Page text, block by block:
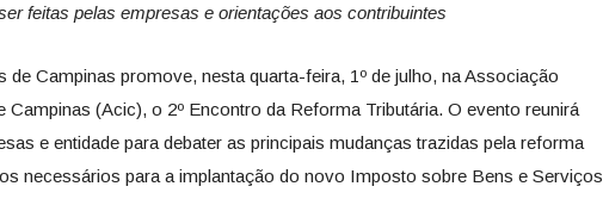
feitas pelas empresas e orientações aos contribuintes
de Campinas promove, nesta quarta-feira, 1º de julho, na Associação
Campinas (Acic), o 2º Encontro da Reforma Tributária. O evento reunirá
e entidade para debater as principais mudanças trazidas pela reforma
necessários para a implantação do novo Imposto sobre Bens e Serviços